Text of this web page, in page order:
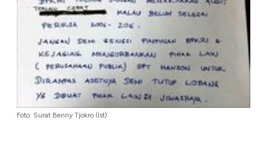
Foto: Surat Benny Tjokro (Ist)